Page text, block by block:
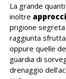
La grande
inoltre
prigione
raggiunta
oppure quelle
guardia di
drenaggio